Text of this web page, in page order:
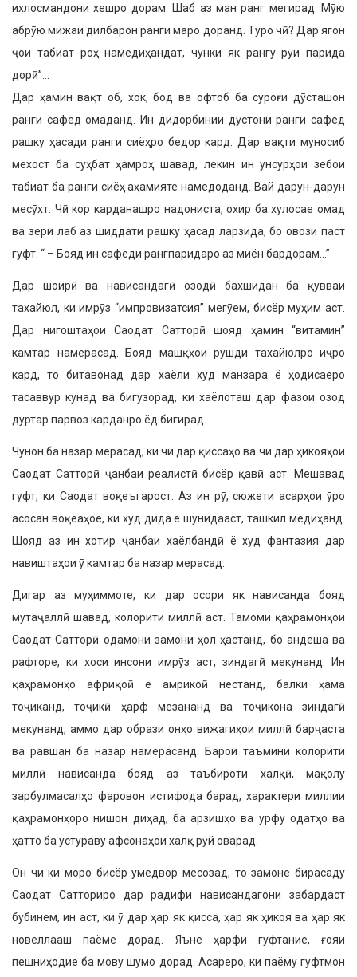
ихлосмандони хешро дорам. Шаб аз ман ранг мегирад. Мӯю
абрӯю мижаи дилбарон ранги маро доранд. Туро чӣ? Дар ягон
ҷои табиат роҳ намедиҳандат, чунки як рангу рӯи парида
дорӣ”…
Дар ҳамин вақт об, хок, бод ва офтоб ба суроғи дӯсташон
ранги сафед омаданд. Ин дидорбинии дӯстони ранги сафед
рашку ҳасади ранги сиёҳро бедор кард. Дар вақти муносиб
мехост ба суҳбат ҳамроҳ шавад, лекин ин унсурҳои зебои
табиат ба ранги сиёҳ аҳамияте намедоданд. Вай дарун-дарун
месӯхт. Чӣ кор карданашро надониста, охир ба хулосае омад
ва зери лаб аз шиддати рашку ҳасад ларзида, бо овози паст
гуфт: “ – Бояд ин сафеди рангпаридаро аз миён бардорам…”
Дар шоирӣ ва нависандагӣ озодӣ бахшидан ба қувваи
тахайюл, ки имрӯз “импровизатсия” мегӯем, бисёр муҳим аст.
Дар нигоштаҳои Саодат Сатторӣ шояд ҳамин “витамин”
камтар намерасад. Бояд машқҳои рушди тахайюлро иҷро
кард, то битавонад дар хаёли худ манзара ё ҳодисаеро
тасаввур кунад ва бигузорад, ки хаёлоташ дар фазои озод
дуртар парвоз карданро ёд бигирад.
Чунон ба назар мерасад, ки чи дар қиссаҳо ва чи дар ҳикояҳои
Саодат Сатторӣ ҷанбаи реалистӣ бисёр қавӣ аст. Мешавад
гуфт, ки Саодат воқеъгарост. Аз ин рӯ, сюжети асарҳои ӯро
асосан воқеаҳое, ки худ дида ё шунидааст, ташкил медиҳанд.
Шояд аз ин хотир ҷанбаи хаёлбандӣ ё худ фантазия дар
навиштаҳои ӯ камтар ба назар мерасад.
Дигар аз муҳиммоте, ки дар осори як нависанда бояд
мутаҷаллӣ шавад, колорити миллӣ аст. Тамоми қаҳрамонҳои
Саодат Сатторӣ одамони замони ҳол ҳастанд, бо андеша ва
рафторе, ки хоси инсони имрӯз аст, зиндагӣ мекунанд. Ин
қаҳрамонҳо африқоӣ ё амрикоӣ нестанд, балки ҳама
тоҷиканд, тоҷикӣ ҳарф мезананд ва тоҷикона зиндагӣ
мекунанд, аммо дар образи онҳо вижагиҳои миллӣ барҷаста
ва равшан ба назар намерасанд. Барои таъмини колорити
миллӣ нависанда бояд аз таъбироти халқӣ, мақолу
зарбулмасалҳо фаровон истифода барад, характери миллии
қаҳрамонҳоро нишон диҳад, ба арзишҳо ва урфу одатҳо ва
ҳатто ба устураву афсонаҳои халқ рӯй оварад.
Он чи ки моро бисёр умедвор месозад, то замоне бирасаду
Саодат Сатториро дар радифи нависандагони забардаст
бубинем, ин аст, ки ӯ дар ҳар як қисса, ҳар як ҳикоя ва ҳар як
новеллааш паёме дорад. Яъне ҳарфи гуфтание, ғояи
пешниҳодие ба мову шумо дорад. Асареро, ки паёму гуфтмон